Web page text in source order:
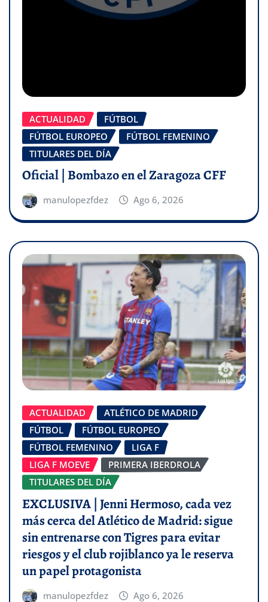
ACTUALIDAD
FÚTBOL
FÚTBOL EUROPEO
FÚTBOL FEMENINO
TITULARES DEL DÍA
Oficial | Bombazo en el Zaragoza CFF
manulopezfdez Ago 6, 2026
ACTUALIDAD
ATLÉTICO DE MADRID
FÚTBOL
FÚTBOL EUROPEO
FÚTBOL FEMENINO
LIGA F
LIGA F MOEVE
PRIMERA IBERDROLA
TITULARES DEL DÍA
EXCLUSIVA | Jenni Hermoso, cada vez
más cerca del Atlético de Madrid: sigue
sin entrenarse con Tigres para evitar
riesgos y el club rojiblanco ya le reserva
un papel protagonista
manulopezfdez Ago 6, 2026